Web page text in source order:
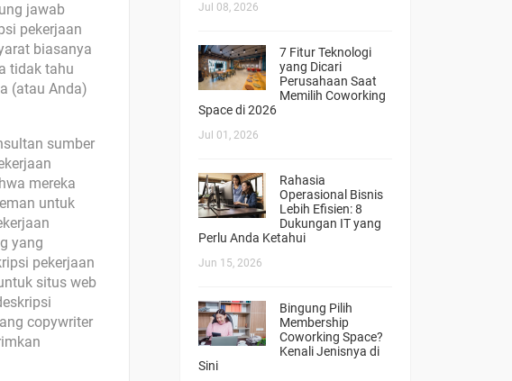
jawab
pekerjaan
biasanya
tidak tahu
(atau Anda)
sumber
mereka
untuk
yang
pekerjaan
situs web
copywriter
Jul 08, 2026
7 Fitur Teknologi
yang Dicari
Perusahaan Saat
Memilih Coworking
Space di 2026
Jul 01, 2026
Rahasia
Operasional Bisnis
Lebih Efisien: 8
Dukungan IT yang
Perlu Anda Ketahui
Jun 15, 2026
Bingung Pilih
Membership
Coworking Space?
Kenali Jenisnya di
Sini